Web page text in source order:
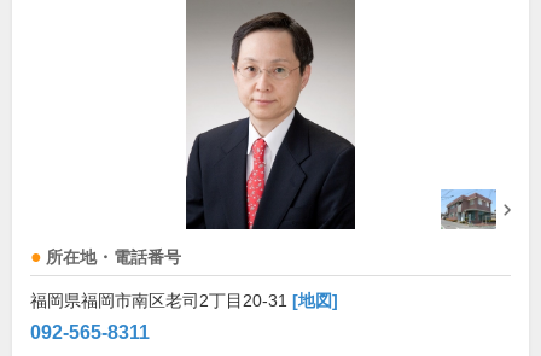
所在地・電話番号
福岡県福岡市南区老司2丁目20-31 [地図]
092-565-8311